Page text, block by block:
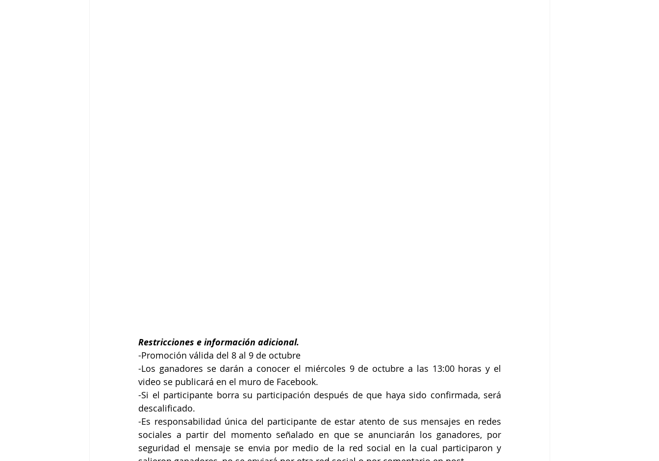
Restricciones e información adicional.
-Promoción válida del 8 al 9 de octubre
-Los ganadores se darán a conocer el miércoles 9 de octubre a las 13:00 horas y el
video se publicará en el muro de Facebook.
-Si el participante borra su participación después de que haya sido confirmada, será
descalificado.
-Es responsabilidad única del participante de estar atento de sus mensajes en redes
sociales a partir del momento señalado en que se anunciarán los ganadores, por
seguridad el mensaje se envia por medio de la red social en la cual participaron y